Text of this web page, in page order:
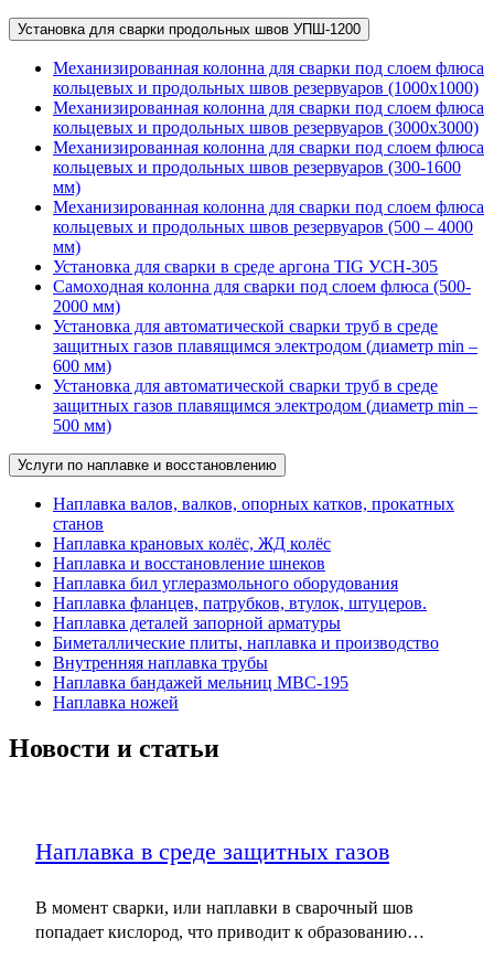
Установка для сварки продольных швов УПШ-1200
Механизированная колонна для сварки под слоем флюса
кольцевых и продольных швов резервуаров (1000х1000)
Механизированная колонна для сварки под слоем флюса
кольцевых и продольных швов резервуаров (3000х3000)
Механизированная колонна для сварки под слоем флюса
кольцевых и продольных швов резервуаров (300-1600
мм)
Механизированная колонна для сварки под слоем флюса
кольцевых и продольных швов резервуаров (500 – 4000
мм)
Установка для сварки в среде аргона TIG УСН-305
Самоходная колонна для сварки под слоем флюса (500-
2000 мм)
Установка для автоматической сварки труб в среде
защитных газов плавящимся электродом (диаметр min –
600 мм)
Установка для автоматической сварки труб в среде
защитных газов плавящимся электродом (диаметр min –
500 мм)
Услуги по наплавке и восстановлению
Наплавка валов, валков, опорных катков, прокатных
станов
Наплавка крановых колёс, ЖД колёс
Наплавка и восстановление шнеков
Наплавка бил углеразмольного оборудования
Наплавка фланцев, патрубков, втулок, штуцеров.
Наплавка деталей запорной арматуры
Биметаллические плиты, наплавка и производство
Внутренняя наплавка трубы
Наплавка бандажей мельниц МВС-195
Наплавка ножей
Новости и статьи
Наплавка в среде защитных газов
В момент сварки, или наплавки в сварочный шов
попадает кислород, что приводит к образованию…